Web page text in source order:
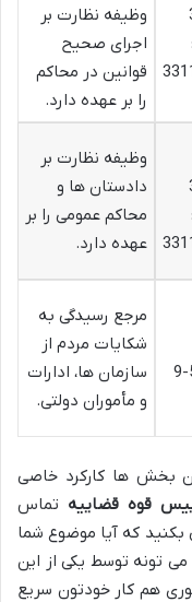
وظیفه نظارت بر
اجرای صحیح
قوانین در محاکم
را بر عهده دارد.
وظیفه نظارت بر
دادستان ها و
محاکم عمومی را بر
عهده دارد.
مرجع رسیدگی به
شکایات مردم از
سازمان ها، ادارات
و مأموران دولتی.
بخش ها کارکرد خاصی
قوه قضاییه تماس
بکنید که آیا موضوع شما
تونه توسط یکی از این
هم کار خودتون سریع